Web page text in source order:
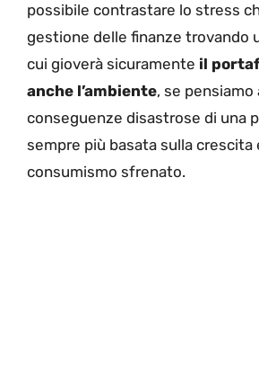
possibile contrastare lo stress
gestione delle finanze trovando
cui gioverà sicuramente il
anche l’ambiente, se pensiamo
conseguenze disastrose di una
sempre più basata sulla crescita
consumismo sfrenato.